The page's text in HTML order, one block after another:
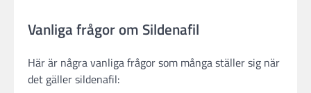
Vanliga frågor om Sildenafil
Här är några vanliga frågor som många ställer sig när
det gäller sildenafil: